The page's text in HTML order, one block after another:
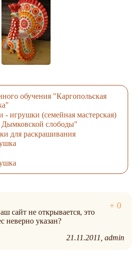
обучения "Каргопольская
- игрушки (семейная мастерская)
слободы"
для раскрашивания
сайт не открывается, это
неверно указан?
21.11.2011 admin